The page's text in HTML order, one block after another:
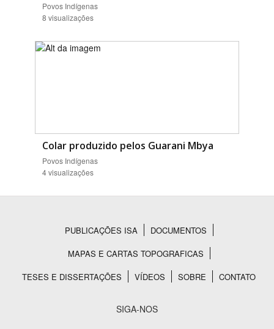
Povos Indígenas
8 visualizações
Colar produzido pelos Guarani Mbya
Povos Indígenas
4 visualizações
Rodapé
PUBLICAÇÕES ISA
DOCUMENTOS
MAPAS E CARTAS TOPOGRAFICAS
TESES E DISSERTAÇÕES
VÍDEOS SOBRE CONTATO
SIGA-NOS